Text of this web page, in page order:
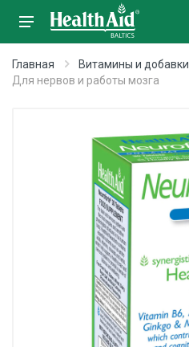
Главная
Витамины и добавки
Для нервов и работы мозга